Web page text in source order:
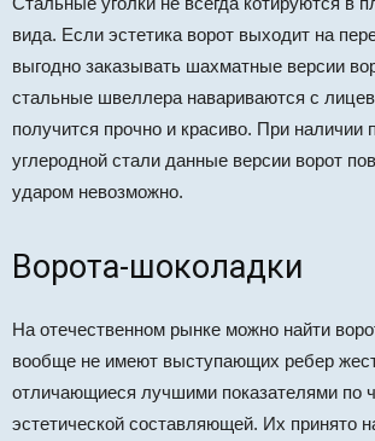
вида. Если эстетика ворот выходит на
выгодно заказывать шахматные версии
стальные швеллера навариваются с
получится прочно и красиво. При наличии
углеродной стали данные версии ворот
ударом невозможно.
Ворота-шоколадки
На отечественном рынке можно найти
вообще не имеют выступающих ребер
отличающиеся лучшими показателями по
эстетической составляющей. Их принято